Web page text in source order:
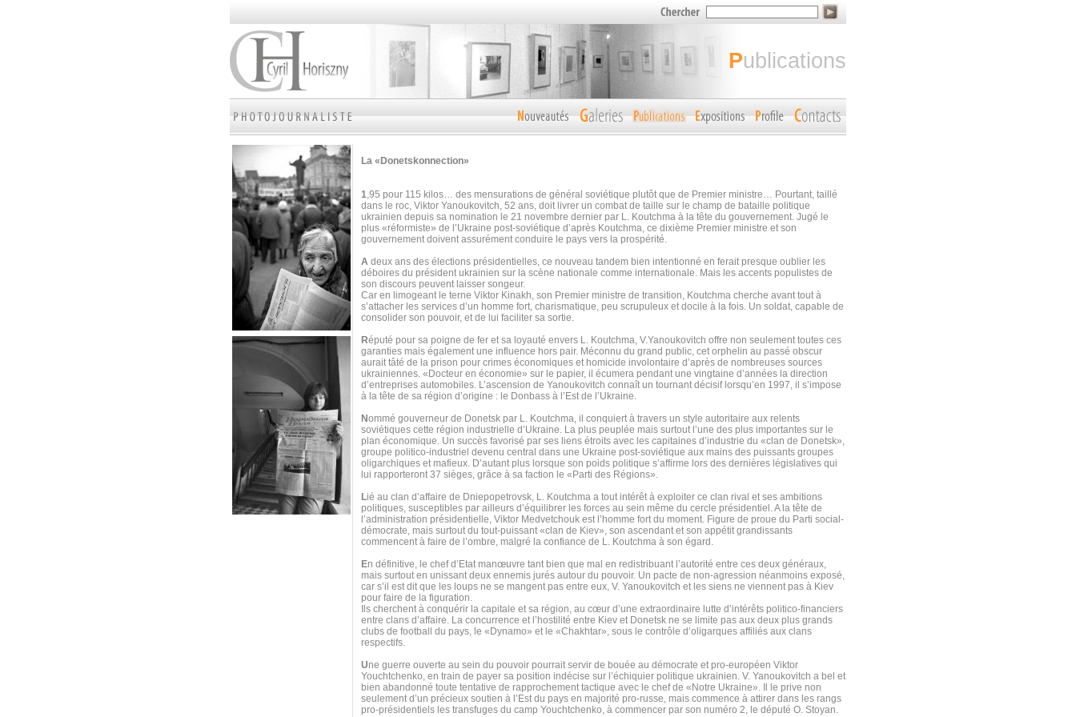
publications
La «Donetskonnection»
1,95 pour 115 kilos… des mensurations de général soviétique plutôt que de Premier ministre… Pourtant, taillé
dans le roc, Viktor Yanoukovitch, 52 ans, doit livrer un combat de taille sur le champ de bataille politique
ukrainien depuis sa nomination le 21 novembre dernier par L. Koutchma à la tête du gouvernement. Jugé le
plus «réformiste» de l’Ukraine post-soviétique d’après Koutchma, ce dixième Premier ministre et son
gouvernement doivent assurément conduire le pays vers la prospérité.
A deux ans des élections présidentielles, ce nouveau tandem bien intentionné en ferait presque oublier les
déboires du président ukrainien sur la scène nationale comme internationale. Mais les accents populistes de
son discours peuvent laisser songeur.
Car en limogeant le terne Viktor Kinakh, son Premier ministre de transition, Koutchma cherche avant tout à
s’attacher les services d’un homme fort, charismatique, peu scrupuleux et docile à la fois. Un soldat, capable de
consolider son pouvoir, et de lui faciliter sa sortie.
Réputé pour sa poigne de fer et sa loyauté envers L. Koutchma, V.Yanoukovitch offre non seulement toutes ces
garanties mais également une influence hors pair. Méconnu du grand public, cet orphelin au passé obscur
aurait tâté de la prison pour crimes économiques et homicide involontaire d’après de nombreuses sources
ukrainiennes. «Docteur en économie» sur le papier, il écumera pendant une vingtaine d’années la direction
d’entreprises automobiles. L’ascension de Yanoukovitch connaît un tournant décisif lorsqu’en 1997, il s’impose
à la tête de sa région d’origine : le Donbass à l’Est de l’Ukraine.
Nommé gouverneur de Donetsk par L. Koutchma, il conquiert à travers un style autoritaire aux relents
soviétiques cette région industrielle d’Ukraine. La plus peuplée mais surtout l’une des plus importantes sur le
plan économique. Un succès favorisé par ses liens étroits avec les capitaines d’industrie du «clan de Donetsk»,
groupe politico-industriel devenu central dans une Ukraine post-soviétique aux mains des puissants groupes
oligarchiques et mafieux. D’autant plus lorsque son poids politique s’affirme lors des dernières législatives qui
lui rapporteront 37 sièges, grâce à sa faction le «Parti des Régions».
Lié au clan d’affaire de Dniepopetrovsk, L. Koutchma a tout intérêt à exploiter ce clan rival et ses ambitions
politiques, susceptibles par ailleurs d’équilibrer les forces au sein même du cercle présidentiel. A la tête de
l’administration présidentielle, Viktor Medvetchouk est l’homme fort du moment. Figure de proue du Parti social-
démocrate, mais surtout du tout-puissant «clan de Kiev», son ascendant et son appétit grandissants
commencent à faire de l’ombre, malgré la confiance de L. Koutchma à son égard.
En définitive, le chef d’Etat manœuvre tant bien que mal en redistribuant l’autorité entre ces deux généraux,
mais surtout en unissant deux ennemis jurés autour du pouvoir. Un pacte de non-agression néanmoins exposé,
car s’il est dit que les loups ne se mangent pas entre eux, V. Yanoukovitch et les siens ne viennent pas à Kiev
pour faire de la figuration.
Ils cherchent à conquérir la capitale et sa région, au cœur d’une extraordinaire lutte d’intérêts politico-financiers
entre clans d’affaire. La concurrence et l’hostilité entre Kiev et Donetsk ne se limite pas aux deux plus grands
clubs de football du pays, le «Dynamo» et le «Chakhtar», sous le contrôle d’oligarques affiliés aux clans
respectifs.
Une guerre ouverte au sein du pouvoir pourrait servir de bouée au démocrate et pro-européen Viktor
Youchtchenko, en train de payer sa position indécise sur l’échiquier politique ukrainien. V. Yanoukovitch a bel et
bien abandonné toute tentative de rapprochement tactique avec le chef de «Notre Ukraine». Il le prive non
seulement d’un précieux soutien à l’Est du pays en majorité pro-russe, mais commence à attirer dans les rangs
pro-présidentiels les transfuges du camp Youchtchenko, à commencer par son numéro 2, le député O. Stoyan.